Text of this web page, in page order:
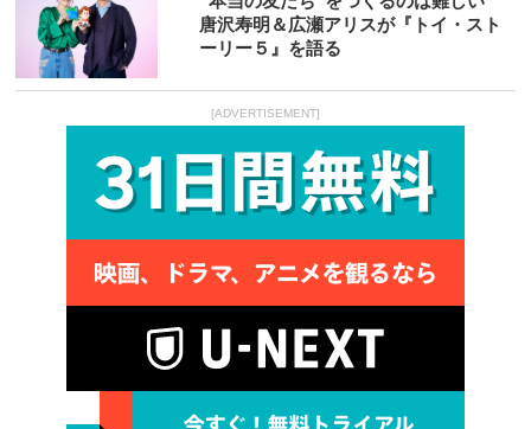
唐沢寿明＆広瀬アリスが『トイ・スト
ーリー５』を語る
[ADVERTISEMENT]